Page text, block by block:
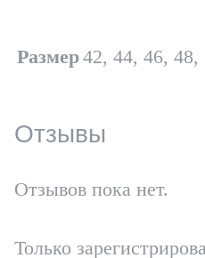
Размер42, 44, 46, 48,
Отзывы
Отзывов пока нет.
Только